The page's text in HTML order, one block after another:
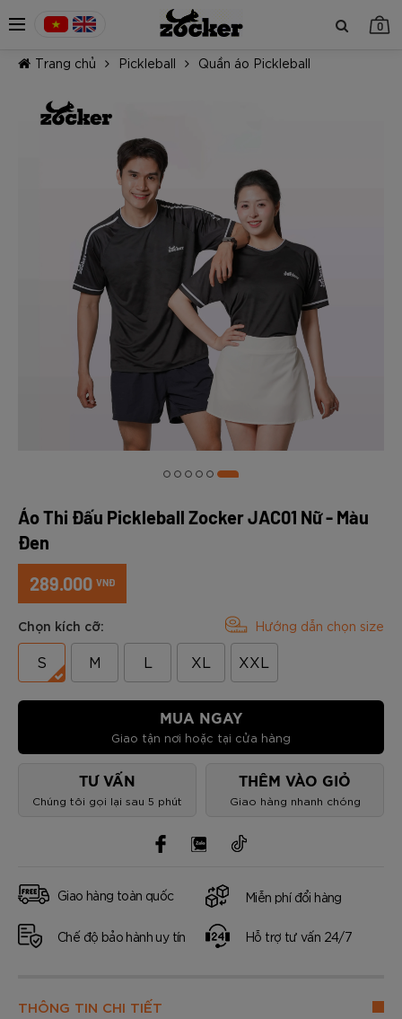
0
TIẾP TỤC MUA HÀNG
Trang chủ Pickleball Quần áo Pickleball
Áo Thi Đấu Pickleball Zocker JAC01 Nữ - Màu
Đen
289.000 VNĐ
Chọn kích cỡ: Hướng dẫn chọn size
S M L XL XXL
MUA NGAY
Giao tận nơi hoặc tại cửa hàng
TƯ VẤN
Chúng tôi gọi lại sau 5 phút
THÊM VÀO GIỎ
Giao hàng nhanh chóng
Giao hàng toàn quốc Miễn phí đổi hàng
Chế độ bảo hành uy tín Hỗ trợ tư vấn 24/7
THÔNG TIN CHI TIẾT